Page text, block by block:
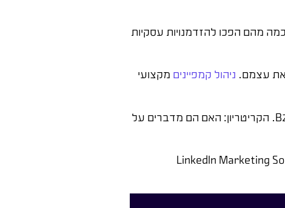
מהם הפכו להזדמנויות עסקיות
ניהול קמפיינים מקצועי
שמתמחה בשיווק B2B. הקריטריון: האם הם מדברים על
LinkedIn Marketing